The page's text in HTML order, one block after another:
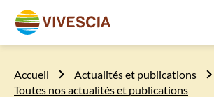
Accueil
Actualités et publications
Toutes nos actualités et publications